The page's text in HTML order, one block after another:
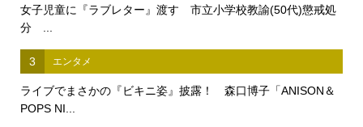
女子児童に『ラブレター』渡す 市立小学校教諭(50代)懲戒処
分 ...
3 エンタメ
ライブでまさかの『ビキニ姿』披露！ 森口博子「ANISON＆
POPS NI...